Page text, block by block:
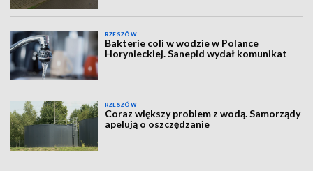
RZESZÓW
Bakterie coli w wodzie w Polance
Horynieckiej. Sanepid wydał komunikat
RZESZÓW
Coraz większy problem z wodą. Samorządy
apelują o oszczędzanie